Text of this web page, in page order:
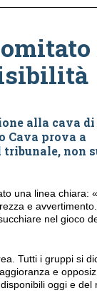
alla cava di
Cava prova a
non
una linea chiara: «
e
nel gioco
Tutti i gruppi si
e
oggi e del